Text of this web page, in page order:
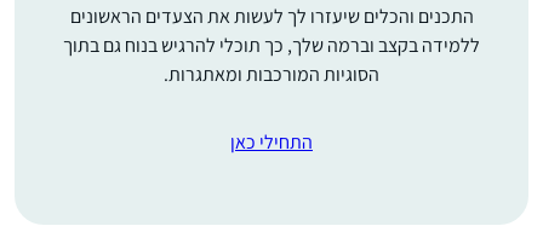
התכנים והכלים שיעזרו לך לעשות את הצעדים הראשונים
ללמידה בקצב וברמה שלך, כך תוכלי להרגיש בנוח גם בתוך
הסוגיות המורכבות ומאתגרות.
התחילי כאן